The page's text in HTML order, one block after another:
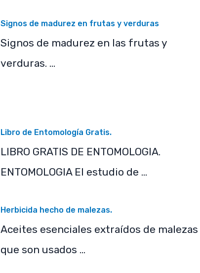
Signos de madurez en frutas y verduras
Signos de madurez en las frutas y
verduras. …
Libro de Entomología Gratis.
LIBRO GRATIS DE ENTOMOLOGIA.
ENTOMOLOGIA El estudio de …
Herbicida hecho de malezas.
Aceites esenciales extraídos de malezas
que son usados …